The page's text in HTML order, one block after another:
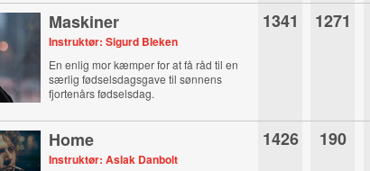
Maskiner
Instruktør: Sigurd Bleken
En enlig mor kæmper for at få råd til en
særlig fødselsdagsgave til sønnens
fjortenårs fødselsdag.
1341 1271
Home
Instruktør: Aslak Danbolt
1426 190